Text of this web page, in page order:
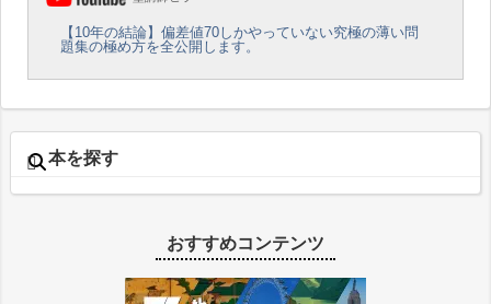
本を探す
おすすめコンテンツ
【10年の結論】偏差値70しかやっていない究極の薄い問
題集の極め方を全公開します。